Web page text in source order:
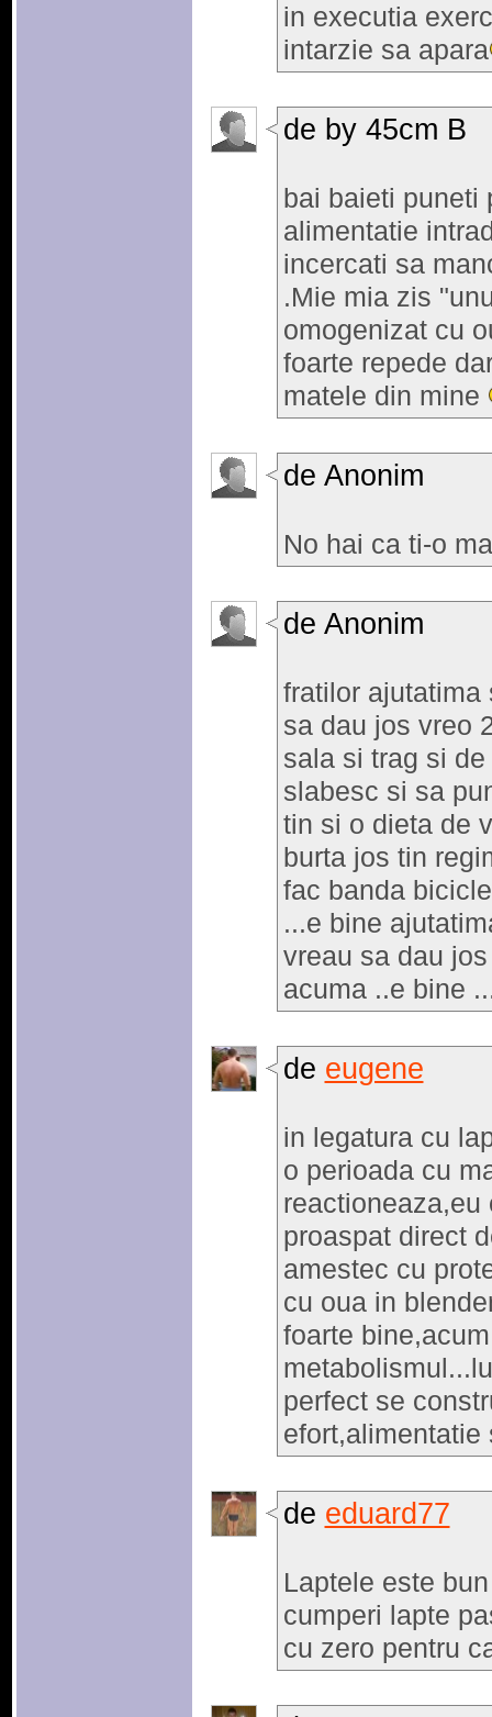
in executia
intarzie sa apara
de by 45cm B
bai baieti puneti
alimentatie
incercati sa
.Mie mia zis
omogenizat cu
foarte repede
matele din mine
de Anonim
No hai ca ti-o
de Anonim
fratilor ajutatima
sa dau jos vreo
sala si trag si
slabesc si sa
tin si o dieta de
burta jos tin
fac banda
...e bine
vreau sa dau
acuma ..e bine
de eugene
in legatura cu
o perioada cu
reactioneaza,eu
proaspat direct
amestec cu
cu oua in
foarte
perfect se
efort,alimentatie
de eduard77
Laptele este
cumperi lapte
cu zero pentru